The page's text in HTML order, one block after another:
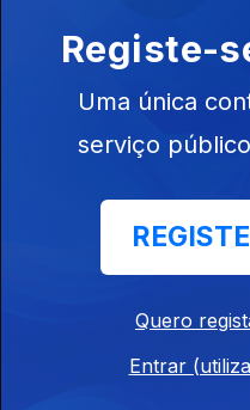
Registe-
Uma única
serviço
Quero
Entrar